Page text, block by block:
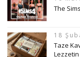
The
18
Taze
Lezzetin